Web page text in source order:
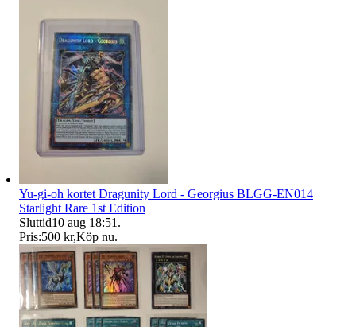
Yu-gi-oh kortet Dragunity Lord - Georgius BLGG-EN014
Starlight Rare 1st Edition
Sluttid10 aug 18:51 .
Pris:500 kr,Köp nu.